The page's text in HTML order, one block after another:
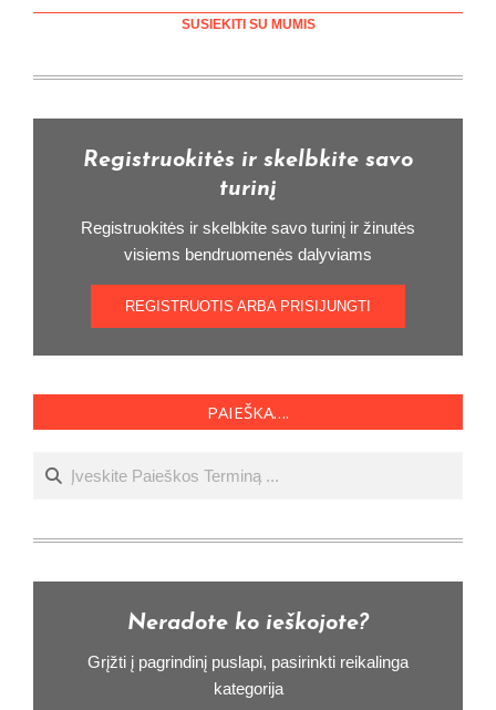
SUSIEKITI SU MUMIS
Registruokitės ir skelbkite savo
turinį
Registruokitės ir skelbkite savo turinį ir žinutės
visiems bendruomenės dalyviams
REGISTRUOTIS ARBA PRISIJUNGTI
PAIEŠKA….
Ieškoti
Neradote ko ieškojote?
Grįžti į pagrindinį puslapi, pasirinkti reikalinga
kategorija